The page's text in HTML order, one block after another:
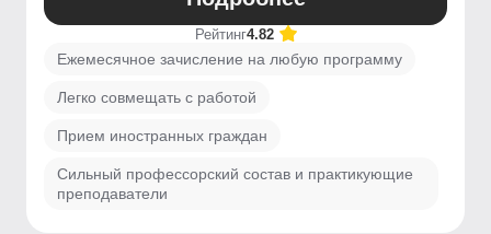
Рейтинг4.82
Ежемесячное зачисление на любую программу
Легко совмещать с работой
Прием иностранных граждан
Сильный профессорский состав и практикующие
преподаватели